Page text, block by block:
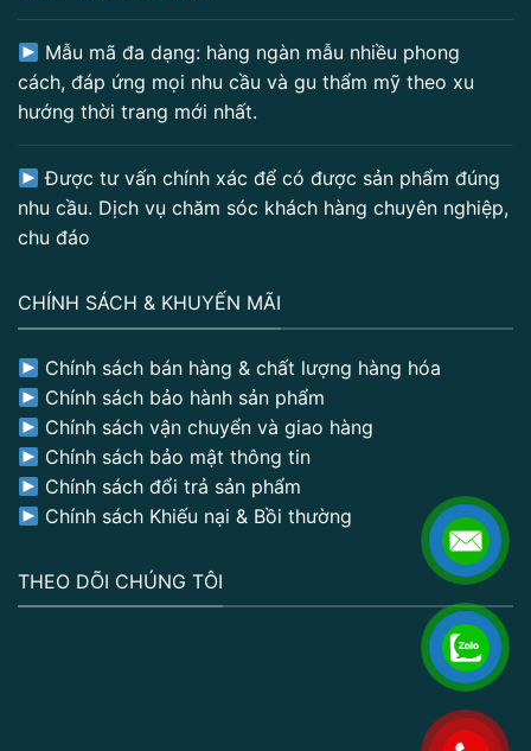
Mẫu mã đa dạng: hàng ngàn mẫu nhiều phong
cách, đáp ứng mọi nhu cầu và gu thẩm mỹ theo xu
hướng thời trang mới nhất.
Được tư vấn chính xác để có được sản phẩm đúng
nhu cầu. Dịch vụ chăm sóc khách hàng chuyên nghiệp,
chu đáo
CHÍNH SÁCH & KHUYẾN MÃI
Chính sách bán hàng & chất lượng hàng hóa
Chính sách bảo hành sản phẩm
Chính sách vận chuyển và giao hàng
Chính sách bảo mật thông tin
Chính sách đổi trả sản phẩm
Chính sách Khiếu nại & Bồi thường
THEO DÕI CHÚNG TÔI